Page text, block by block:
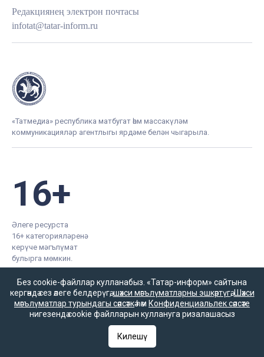
Редакциянең электрон почтасы
infotat@tatar-inform.ru
«Татмедиа» республика матбугат һәм массакүләм
коммуникацияләр агентлыгы ярдәме белән чыгарыла.
16+
Әлеге ресурста
16+ категорияләренә
керүче мәгълүмат
булырга мөмкин.
Татар-информ (Татар) Россиянең элемтә, мәгълүмати
технологияләр һәм гаммәви коммуникацияләрне
күзәтчелек хезмәте (Роскомнадзор) тарафыннан интернет
Без cookie-файллар кулланабыз. «Татар-информ» сайтына
кергәндә сез әлеге белдерүгә,шәхси мәгълүматларны эшкәртүгә,Шәхси
мәгълүматлар турындагы сәясәткәһәм Конфиденциальлек сәясәте
нигезендә cookie файлларын куллануга ризалашасыз
Килешү